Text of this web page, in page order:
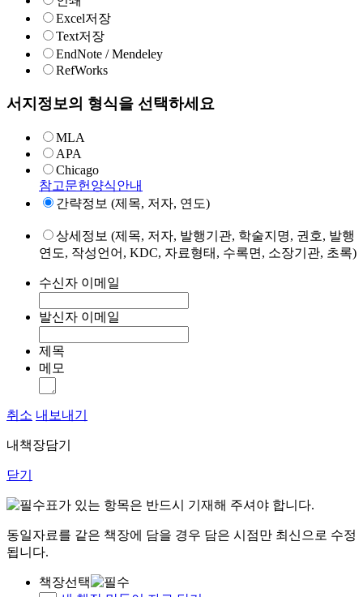
Excel저장
Text저장
EndNote / Mendeley
RefWorks
서지정보의 형식을 선택하세요
MLA
APA
Chicago
참고문헌양식안내
간략정보 (제목, 저자, 연도)
상세정보 (제목, 저자, 발행기관, 학술지명, 권호, 발행
연도, 작성언어, KDC, 자료형태, 수록면, 소장기관, 초록)
수신자 이메일
발신자 이메일
제목
메모
취소 내보내기
내책장담기
닫기
표가 있는 항목은 반드시 기재해 주셔야 합니다.
동일자료를 같은 책장에 담을 경우 담은 시점만 최신으로 수정
됩니다.
책장선택